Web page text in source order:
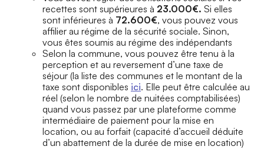
recettes sont supérieures à 23.000€. Si elles
sont inférieures à 72.600€, vous pouvez vous
affilier au régime de la sécurité sociale. Sinon,
vous êtes soumis au régime des indépendants
Selon la commune, vous pouvez être tenu à la
perception et au reversement d’une taxe de
séjour (la liste des communes et le montant de la
taxe sont disponibles ici. Elle peut être calculée au
réel (selon le nombre de nuitées comptabilisées)
quand vous passez par une plateforme comme
intermédiaire de paiement pour la mise en
location, ou au forfait (capacité d’accueil déduite
d’un abattement de la durée de mise en location)